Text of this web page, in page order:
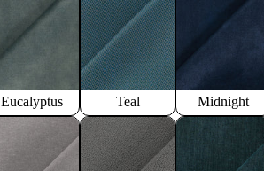
Eucalyptus Teal Midnight